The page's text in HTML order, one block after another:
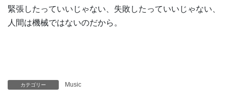
緊張したっていいじゃない、失敗したっていいじゃない、
人間は機械ではないのだから。
カテゴリー Music